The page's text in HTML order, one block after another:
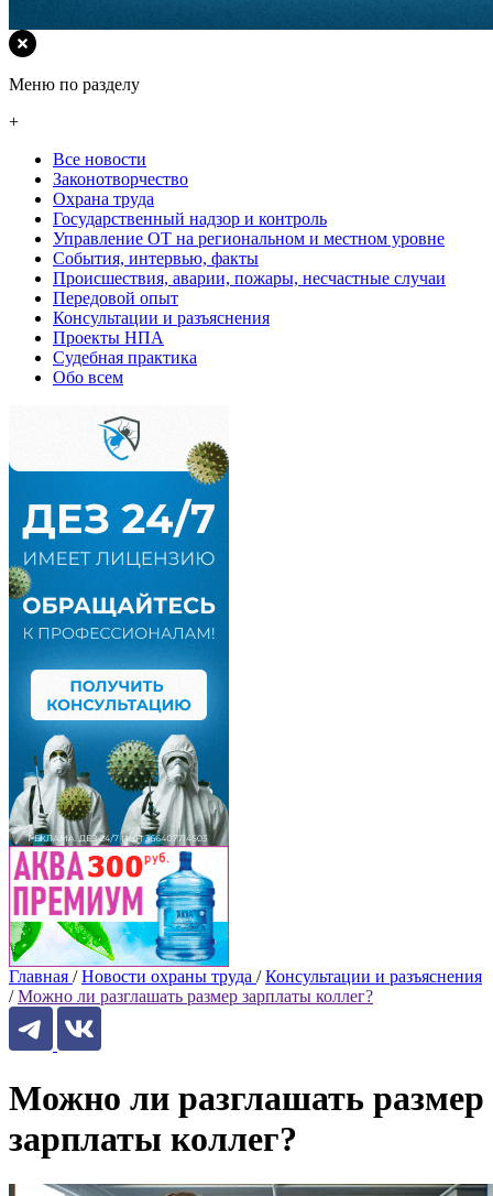
Меню по разделу
+
Все новости
Законотворчество
Охрана труда
Государственный надзор и контроль
Управление ОТ на региональном и местном уровне
События, интервью, факты
Происшествия, аварии, пожары, несчастные случаи
Передовой опыт
Консультации и разъяснения
Проекты НПА
Судебная практика
Обо всем
Главная / Новости охраны труда / Консультации и разъяснения
/ Можно ли разглашать размер зарплаты коллег?
Можно ли разглашать размер
зарплаты коллег?